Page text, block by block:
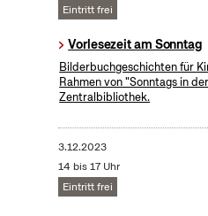
Eintritt frei
Vorlesezeit am Sonntag
Bilderbuchgeschichten für
Rahmen von "Sonntags in
Zentralbibliothek.
3.12.2023
14 bis 17 Uhr
Eintritt frei